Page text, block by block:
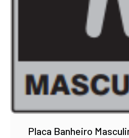
Placa Banheiro